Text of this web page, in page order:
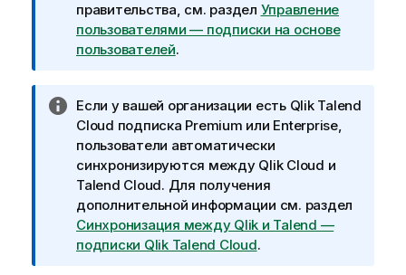
а
н
и
и
н
ф
о
р
м
а
ц
правительства, см. раздел Управление
пользователями — подписки на основе
пользователей.
П
р
и
м
е
ч
а
н
Если у вашей организации есть Qlik Talend
Cloud подписка Premium или Enterprise,
пользователи автоматически
синхронизируются между Qlik Cloud и
Talend Cloud. Для получения
дополнительной информации см. раздел
Синхронизация между Qlik и Talend —
подписки Qlik Talend Cloud.